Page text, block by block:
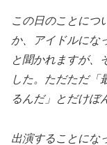
この日のことにつ
か、アイドルにな
と聞かれますが、
した。ただただ「
るんだ」とだけぼ
出演することにな